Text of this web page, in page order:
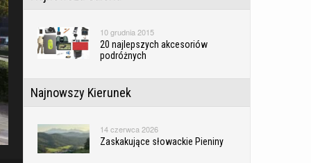
10 grudnia 2015
20 najlepszych akcesoriów
podróżnych
Najnowszy Kierunek
14 czerwca 2026
Zaskakujące słowackie Pieniny